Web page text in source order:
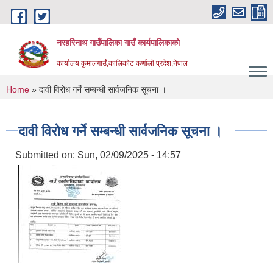
Skip to main content
नरहरिनाथ गाउँपालिका गाउँ कार्यपालिकाको
कार्यालय कुमालगाउँ,कालिकोट कर्णाली प्रदेश,नेपाल
You are here
Home » दावी विरोध गर्ने सम्बन्धी सार्वजनिक सूचना ।
दावी विरोध गर्ने सम्बन्धी सार्वजनिक सूचना ।
Submitted on: Sun, 02/09/2025 - 14:57